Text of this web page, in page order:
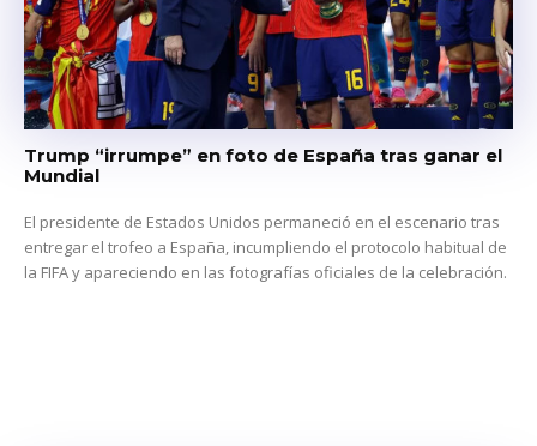
Trump “irrumpe” en foto de España tras ganar el
Mundial
El presidente de Estados Unidos permaneció en el escenario tras
entregar el trofeo a España, incumpliendo el protocolo habitual de
la FIFA y apareciendo en las fotografías oficiales de la celebración.